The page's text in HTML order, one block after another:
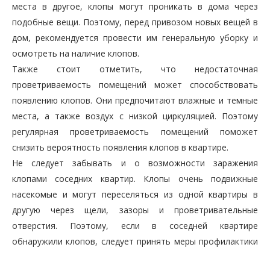
места в другое, клопы могут проникать в дома через
подобные вещи. Поэтому, перед привозом новых вещей в
дом, рекомендуется провести им генеральную уборку и
осмотреть на наличие клопов.
Также стоит отметить, что недостаточная
проветриваемость помещений может способствовать
появлению клопов. Они предпочитают влажные и темные
места, а также воздух с низкой циркуляцией. Поэтому
регулярная проветриваемость помещений поможет
снизить вероятность появления клопов в квартире.
Не следует забывать и о возможности заражения
клопами соседних квартир. Клопы очень подвижные
насекомые и могут переселяться из одной квартиры в
другую через щели, зазоры и проветривательные
отверстия. Поэтому, если в соседней квартире
обнаружили клопов, следует принять меры профилактики